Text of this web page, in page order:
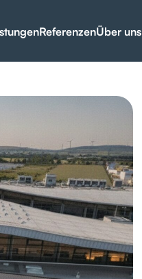
ReferenzenÜber uns